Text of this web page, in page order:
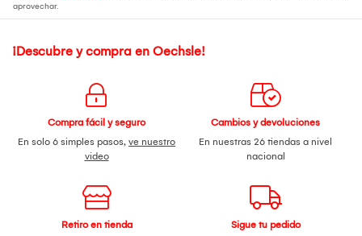
aprovechar.
¡Descubre y compra en Oechsle!
Compra fácil y seguro
En solo 6 simples pasos, ve nuestro
video
Cambios y devoluciones
En nuestras 26 tiendas a nivel
nacional
Retiro en tienda
Sigue tu pedido